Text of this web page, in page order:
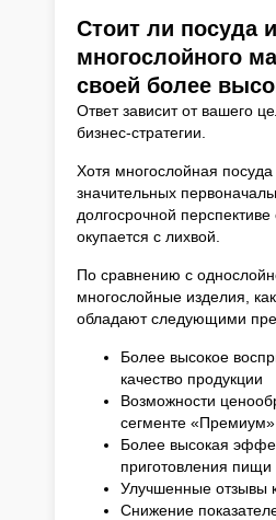
Стоит ли посуда
многослойного
своей более
Ответ зависит от вашего
бизнес-стратегии.
Хотя многослойная
значительных
долгосрочной
окупается с лихвой.
По сравнению с
многослойные изделия,
обладают следующими
Более высокое
качество продукции
Возможности
сегменте «Премиум»
Более высокая
приготовления пищи
Улучшенные отзывы
Снижение